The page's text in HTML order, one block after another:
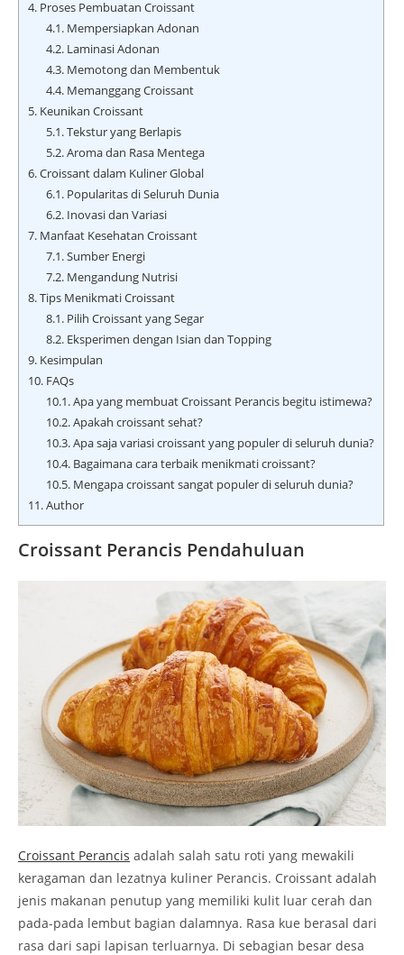
4. Proses Pembuatan Croissant
4.1.Mempersiapkan Adonan
4.2.Laminasi Adonan
4.3.Memotong dan Membentuk
4.4.Memanggang Croissant
5. Keunikan Croissant
5.1.Tekstur yang Berlapis
5.2.Aroma dan Rasa Mentega
6.Croissant dalam Kuliner Global
6.1.Popularitas di Seluruh Dunia
6.2.Inovasi dan Variasi
7. Manfaat Kesehatan Croissant
7.1.Sumber Energi
7.2.Mengandung Nutrisi
8.Tips Menikmati Croissant
8.1.Pilih Croissant yang Segar
8.2.Eksperimen dengan Isian dan Topping
9. Kesimpulan
10. FAQs
10.1.Apa yang membuat Croissant Perancis begitu istimewa?
10.2.Apakah croissant sehat?
10.3.Apa saja variasi croissant yang populer di seluruh dunia?
10.4.Bagaimana cara terbaik menikmati croissant?
10.5.Mengapa croissant sangat populer di seluruh dunia?
11.Author
Croissant Perancis Pendahuluan
Croissant Perancis adalah salah satu roti yang mewakili
keragaman dan lezatnya kuliner Perancis. Croissant adalah
jenis makanan penutup yang memiliki kulit luar cerah dan
pada-pada lembut bagian dalamnya. Rasa kue berasal dari
rasa dari sapi lapisan terluarnya. Di sebagian besar desa